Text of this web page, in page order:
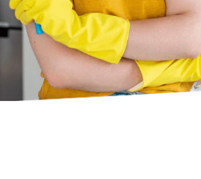
Ville*